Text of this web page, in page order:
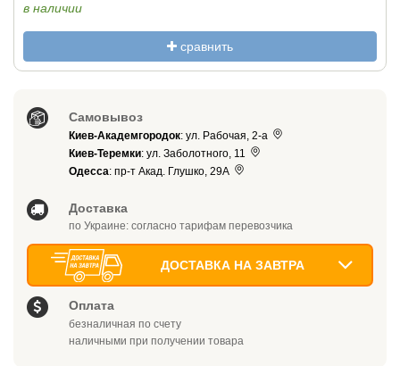
в наличии
сравнить
Самовывоз
Киев-Академгородок: ул. Рабочая, 2-а
Киев-Теремки: ул. Заболотного, 11
Одесса: пр-т Акад. Глушко, 29А
Доставка
по Украине: согласно тарифам перевозчика
ДОСТАВКА НА ЗАВТРА
Оплата
безналичная по счету
наличными при получении товара